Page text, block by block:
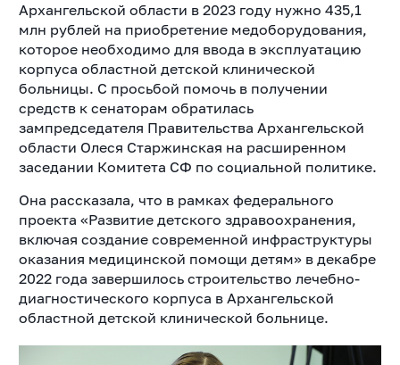
Архангельской области в 2023 году нужно 435,1
млн рублей на приобретение медоборудования,
которое необходимо для ввода в эксплуатацию
корпуса областной детской клинической
больницы. С просьбой помочь в получении
средств к сенаторам обратилась
зампредседателя Правительства Архангельской
области Олеся Старжинская на расширенном
заседании Комитета СФ по социальной политике.
Она рассказала, что в рамках федерального
проекта «Развитие детского здравоохранения,
включая создание современной инфраструктуры
оказания медицинской помощи детям» в декабре
2022 года завершилось строительство лечебно-
диагностического корпуса в Архангельской
областной детской клинической больнице.